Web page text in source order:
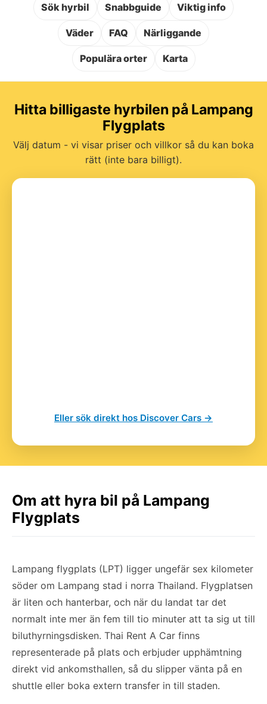
Sök hyrbil Snabbguide Viktig info
Väder FAQ Närliggande
Populära orter Karta
Hitta billigaste hyrbilen på Lampang
Flygplats
Välj datum - vi visar priser och villkor så du kan boka
rätt (inte bara billigt).
Eller sök direkt hos Discover Cars →
Om att hyra bil på Lampang
Flygplats
Lampang flygplats (LPT) ligger ungefär sex kilometer
söder om Lampang stad i norra Thailand. Flygplatsen
är liten och hanterbar, och när du landat tar det
normalt inte mer än fem till tio minuter att ta sig ut till
biluthyrningsdisken. Thai Rent A Car finns
representerade på plats och erbjuder upphämtning
direkt vid ankomsthallen, så du slipper vänta på en
shuttle eller boka extern transfer in till staden.